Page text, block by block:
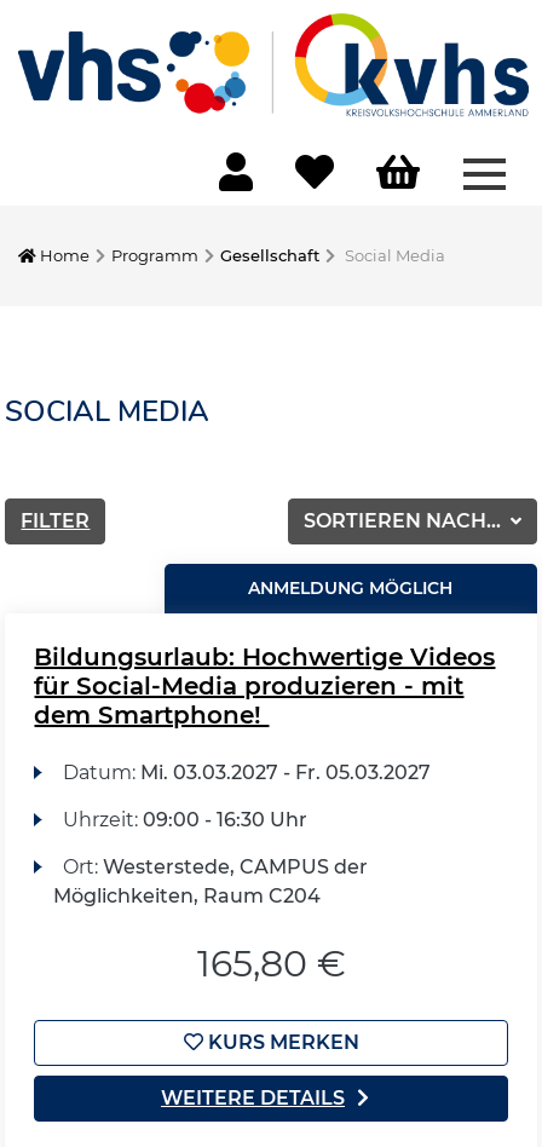
Home Programm Gesellschaft Social Media
SOCIAL MEDIA
SORTIEREN NACH...
FILTER
ANMELDUNG MÖGLICH
Bildungsurlaub: Hochwertige Videos
für Social-Media produzieren - mit
dem Smartphone!
Datum: Mi. 03.03.2027 - Fr. 05.03.2027
Uhrzeit: 09:00 - 16:30 Uhr
Ort: Westerstede, CAMPUS der
Möglichkeiten, Raum C204
165,80 €
KURS MERKEN
WEITERE DETAILS